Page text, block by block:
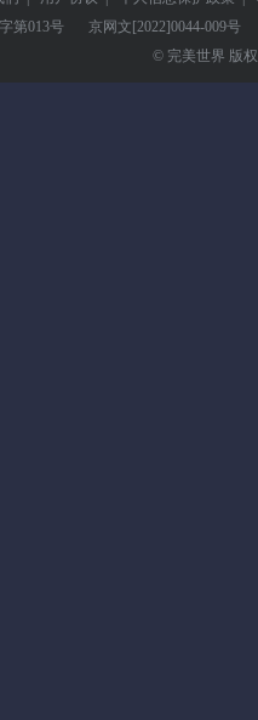
第013号
京网文[2022]0044-009号
© 完美世界 版权